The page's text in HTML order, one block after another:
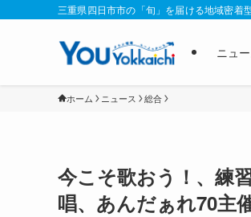
三重県四日市市の「旬」を届ける地域密着
ニュ
ホーム ニュース 総合
今こそ歌おう！、練
唱、あんだぁれ70主